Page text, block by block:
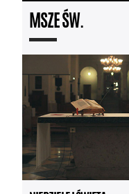
MSZE ŚW.